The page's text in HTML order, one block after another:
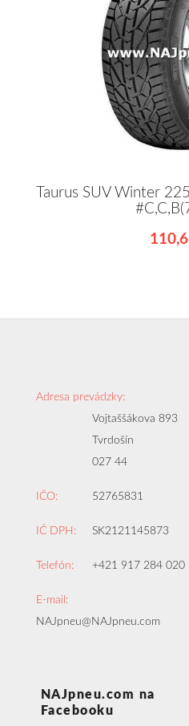
Taurus SUV Winter
Adresa prevádzky:
Vojtaššákova 893
Tvrdošín
027 44
IČO: 52765831
IČ DPH: SK2121145873
Telefón: +421 917 284 020
E-mail:
NAJpneu@NAJpneu.com
NAJpneu.com na
Facebooku